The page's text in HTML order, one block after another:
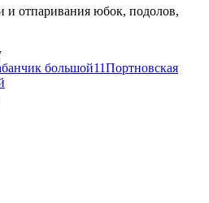
и отпаривания юбок, подолов,
Портновская